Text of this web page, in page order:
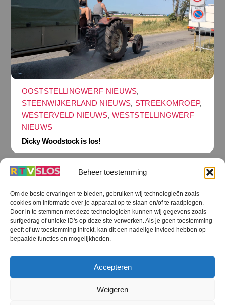
Beheer toestemming
Om de beste ervaringen te bieden, gebruiken wij technologieën zoals
cookies om informatie over je apparaat op te slaan en/of te raadplegen.
Door in te stemmen met deze technologieën kunnen wij gegevens zoals
surfgedrag of unieke ID's op deze site verwerken. Als je geen toestemming
geeft of uw toestemming intrekt, kan dit een nadelige invloed hebben op
bepaalde functies en mogelijkheden.
Accepteren
Weigeren
OOSTSTELLINGWERF NIEUWS,
STEENWIJKERLAND NIEUWS, STREEKOMROEP,
WESTERVELD NIEUWS,WESTSTELLINGWERF
NIEUWS
Dicky Woodstock is los!
Terug
naar
boven
RTV SLOS
RTV SLOS ANBI